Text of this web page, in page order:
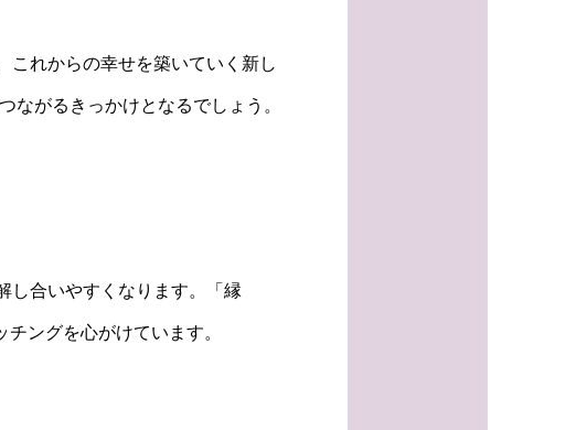
これからの幸せを築いていく新し
ながるきっかけとなるでしょう。
し合いやすくなります。「縁
ングを心がけています。